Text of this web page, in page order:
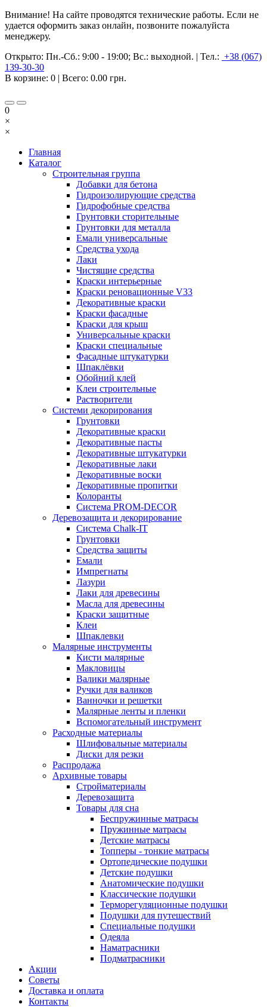
Внимание! На сайте проводятся технические работы. Если не
удается оформить заказ онлайн, позвоните пожалуйста
менеджеру.
Открыто: Пн.-Сб.: 9:00 - 19:00; Вс.: выходной. | Тел.: +38 (067)
139-30-30
В корзине: 0 | Всего: 0.00 грн.
0
×
×
Главная
Каталог
Строительная группа
Добавки для бетона
Гидроизолирующие средства
Гидрофобные средства
Грунтовки сторительные
Грунтовки для металла
Емали универсальные
Средства ухода
Лаки
Чистящие средства
Краски интерьерные
Краски реновационные V33
Декоративные краски
Краски фасадные
Краски для крыш
Универсальные краски
Краски специальные
Фасадные штукатурки
Шпаклёвки
Обойний клей
Клеи строительные
Растворители
Системи декорирования
Грунтовки
Декоративные краски
Декоративные пасты
Декоративные штукатурки
Декоративные лаки
Декоративные воски
Декоративные пропитки
Колоранты
Система PROM-DECOR
Деревозащита и декорирование
Система Chalk-IT
Грунтовки
Средства защиты
Емали
Импрегнаты
Лазури
Лаки для древесины
Масла для древесины
Краски защитные
Клеи
Шпаклевки
Малярные инструменты
Кисти малярные
Макловицы
Валики малярные
Ручки для валиков
Ванночки и решетки
Малярные ленты и пленки
Вспомогательный инструмент
Расходные материалы
Шлифовальные материалы
Диски для резки
Распродажа
Архивные товары
Стройматериалы
Деревозащита
Товары для сна
Беспружинные матрасы
Пружинные матрасы
Детские матрасы
Топперы - тонкие матрасы
Ортопедические подушки
Детские подушки
Анатомические подушки
Классические подушки
Терморегуляционные подушки
Подушки для путешествий
Специальные подушки
Одеяла
Наматрасники
Подматрасники
Акции
Советы
Доставка и оплата
Контакты